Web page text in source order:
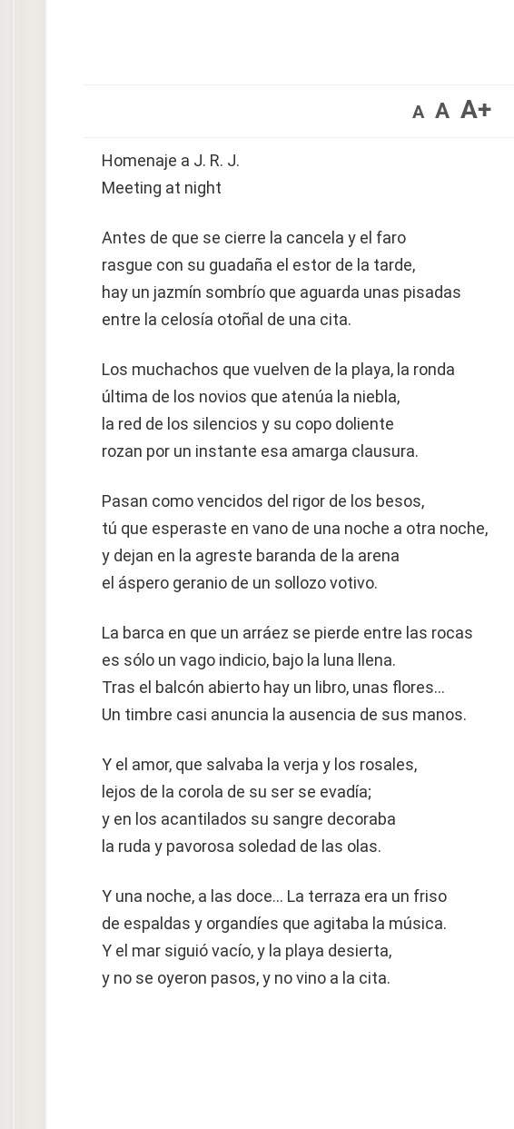
A A A+
Homenaje a J. R. J.
Meeting at night
Antes de que se cierre la cancela y el faro
rasgue con su guadaña el estor de la tarde,
hay un jazmín sombrío que aguarda unas pisadas
entre la celosía otoñal de una cita.
Los muchachos que vuelven de la playa, la ronda
última de los novios que atenúa la niebla,
la red de los silencios y su copo doliente
rozan por un instante esa amarga clausura.
Pasan como vencidos del rigor de los besos,
tú que esperaste en vano de una noche a otra noche,
y dejan en la agreste baranda de la arena
el áspero geranio de un sollozo votivo.
La barca en que un arráez se pierde entre las rocas
es sólo un vago indicio, bajo la luna llena.
Tras el balcón abierto hay un libro, unas flores…
Un timbre casi anuncia la ausencia de sus manos.
Y el amor, que salvaba la verja y los rosales,
lejos de la corola de su ser se evadía;
y en los acantilados su sangre decoraba
la ruda y pavorosa soledad de las olas.
Y una noche, a las doce… La terraza era un friso
de espaldas y organdíes que agitaba la música.
Y el mar siguió vacío, y la playa desierta,
y no se oyeron pasos, y no vino a la cita.